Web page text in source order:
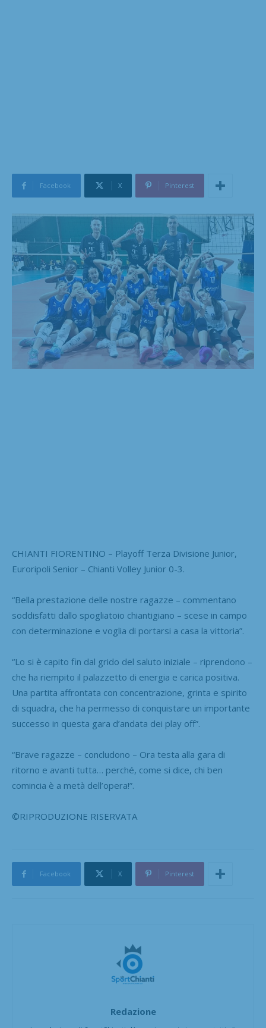
Facebook X Pinterest
CHIANTI FIORENTINO – Playoff Terza Divisione Junior,
Euroripoli Senior – Chianti Volley Junior 0-3.
“Bella prestazione delle nostre ragazze – commentano
soddisfatti dallo spogliatoio chiantigiano – scese in campo
con determinazione e voglia di portarsi a casa la vittoria”.
“Lo si è capito fin dal grido del saluto iniziale – riprendono –
che ha riempito il palazzetto di energia e carica positiva.
Una partita affrontata con concentrazione, grinta e spirito
di squadra, che ha permesso di conquistare un importante
successo in questa gara d’andata dei play off”.
“Brave ragazze – concludono – Ora testa alla gara di
ritorno e avanti tutta… perché, come si dice, chi ben
comincia è a metà dell’opera!”.
©RIPRODUZIONE RISERVATA
Facebook X Pinterest
Redazione